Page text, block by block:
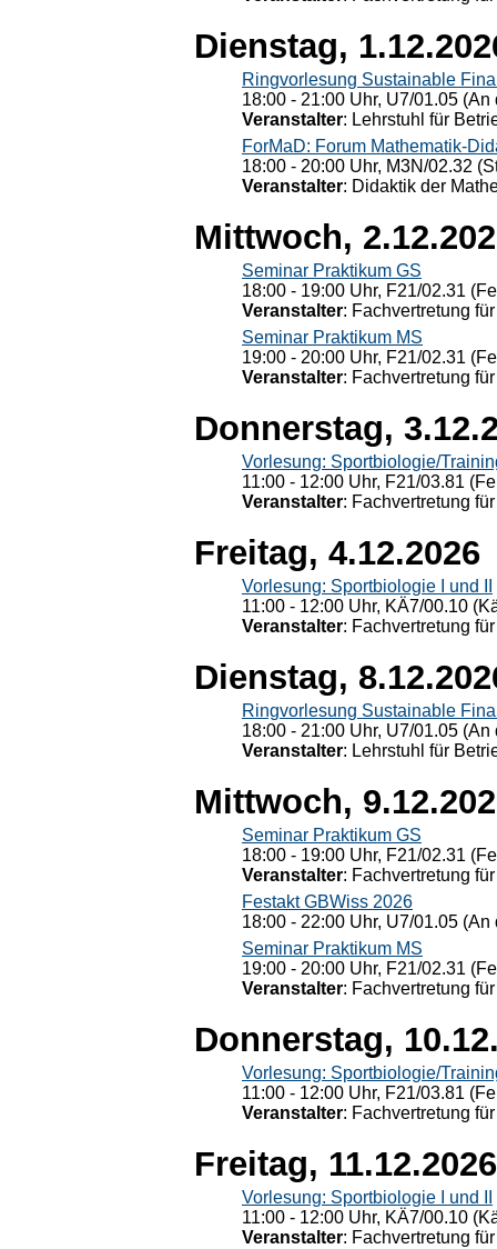
Dienstag,
Ringvorlesung Sustainable
18:00 - 21:00 Uhr, U7/01.05
Veranstalter: Lehrstuhl für
ForMaD: Forum Mathematik-
18:00 - 20:00 Uhr, M3N/02.32
Veranstalter: Didaktik der
Mittwoch,
Seminar Praktikum GS
18:00 - 19:00 Uhr, F21/02.31
Veranstalter: Fachvertretung
Seminar Praktikum MS
19:00 - 20:00 Uhr, F21/02.31
Veranstalter: Fachvertretung
Donnerstag,
Vorlesung: Sportbiologie/
11:00 - 12:00 Uhr, F21/03.81
Veranstalter: Fachvertretung
Freitag, 4.12.2026
Vorlesung: Sportbiologie I und II
11:00 - 12:00 Uhr, KÄ7/00.10
Veranstalter: Fachvertretung
Dienstag,
Ringvorlesung Sustainable
18:00 - 21:00 Uhr, U7/01.05
Veranstalter: Lehrstuhl für
Mittwoch,
Seminar Praktikum GS
18:00 - 19:00 Uhr, F21/02.31
Veranstalter: Fachvertretung
Festakt GBWiss 2026
18:00 - 22:00 Uhr, U7/01.05
Seminar Praktikum MS
19:00 - 20:00 Uhr, F21/02.31
Veranstalter: Fachvertretung
Donnerstag,
Vorlesung: Sportbiologie/
11:00 - 12:00 Uhr, F21/03.81
Veranstalter: Fachvertretung
Freitag, 11.12.2026
Vorlesung: Sportbiologie I und II
11:00 - 12:00 Uhr, KÄ7/00.10
Veranstalter: Fachvertretung